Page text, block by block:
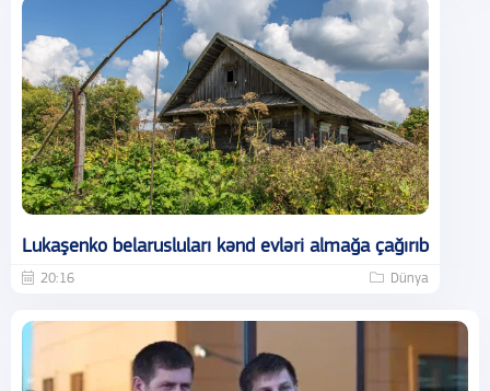
Lukaşenko belarusluları kənd evləri almağa çağırıb
20:16 Dünya